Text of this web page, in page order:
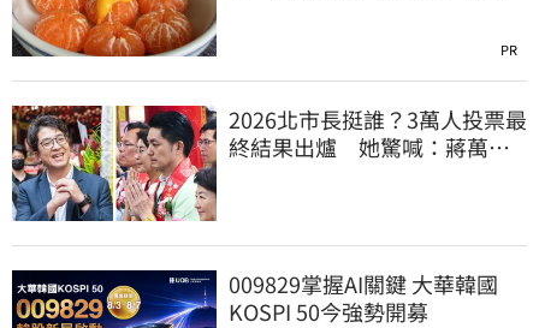
PR
2026北市長挺誰？3萬人投票最
終結果出爐 她驚喊：蔣萬安
009829掌握AI關鍵 大華韓國
KOSPI 50今強勢開募